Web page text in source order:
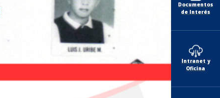
Documentos
de Interés
Intranet y
Oficina